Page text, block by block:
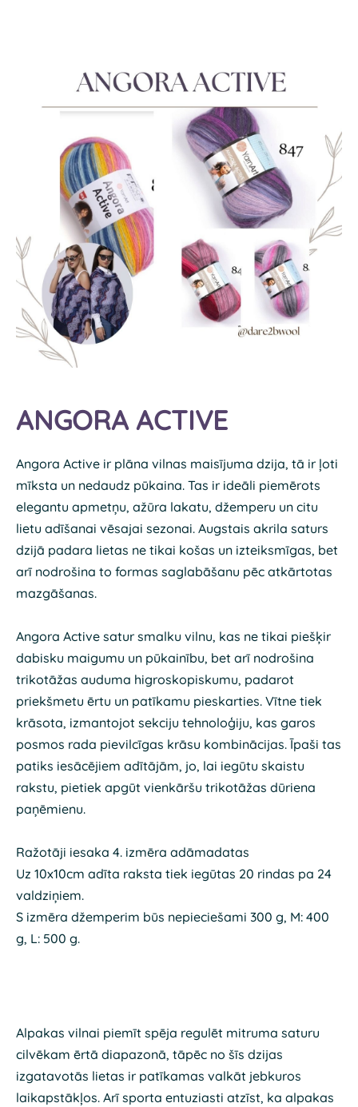
ANGORA ACTIVE
Angora Active ir plāna vilnas maisījuma dzija, tā ir ļoti
mīksta un nedaudz pūkaina. Tas ir ideāli piemērots
elegantu apmetņu, ažūra lakatu, džemperu un citu
lietu adīšanai vēsajai sezonai. Augstais akrila saturs
dzijā padara lietas ne tikai košas un izteiksmīgas, bet
arī nodrošina to formas saglabāšanu pēc atkārtotas
mazgāšanas.
Angora Active satur smalku vilnu, kas ne tikai piešķir
dabisku maigumu un pūkainību, bet arī nodrošina
trikotāžas auduma higroskopiskumu, padarot
priekšmetu ērtu un patīkamu pieskarties. Vītne tiek
krāsota, izmantojot sekciju tehnoloģiju, kas garos
posmos rada pievilcīgas krāsu kombinācijas. Īpaši tas
patiks iesācējiem adītājām, jo, lai iegūtu skaistu
rakstu, pietiek apgūt vienkāršu trikotāžas dūriena
paņēmienu.
Ražotāji iesaka 4. izmēra adāmadatas
Uz 10x10cm adīta raksta tiek iegūtas 20 rindas pa 24
valdziņiem.
S izmēra džemperim būs nepieciešami 300 g, M: 400
g, L: 500 g.
Alpakas vilnai piemīt spēja regulēt mitruma saturu
cilvēkam ērtā diapazonā, tāpēc no šīs dzijas
izgatavotās lietas ir patīkamas valkāt jebkuros
laikapstākļos. Arī sporta entuziasti atzīst, ka alpakas